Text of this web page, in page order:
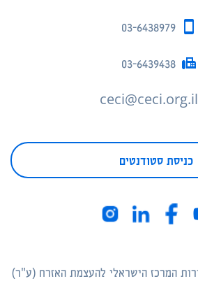
03-6438979
03-6439438
ceci@ceci.org.il
כניסת סטודנטים